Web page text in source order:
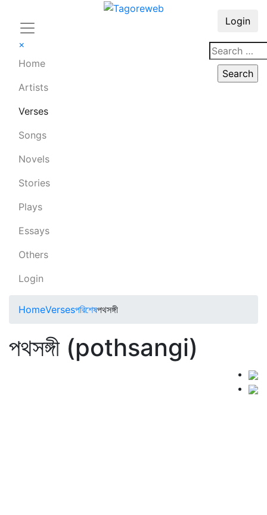
×
Home
Artists
Verses
Songs
Novels
Stories
Plays
Essays
Others
Login
Login
HomeVersesপরিশেষপথসঙ্গী
পথসঙ্গী (pothsangi)